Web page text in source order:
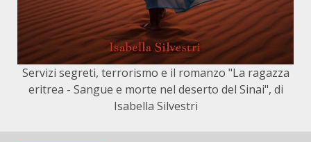
Servizi segreti, terrorismo e il romanzo "La ragazza
eritrea - Sangue e morte nel deserto del Sinai", di
Isabella Silvestri